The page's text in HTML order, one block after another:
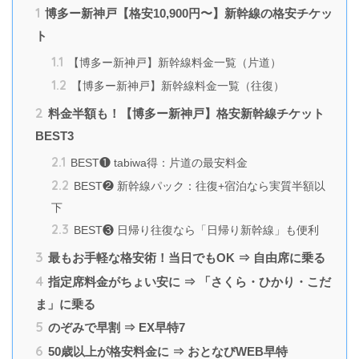
1 博多ー新神戸【格安10,900円〜】新幹線の格安チケッ
ト
1.1 【博多ー新神戸】新幹線料金一覧（片道）
1.2 【博多ー新神戸】新幹線料金一覧（往復）
2 料金半額も！【博多ー新神戸】格安新幹線チケット
BEST3
2.1 BEST❶ tabiwa得：片道の最安料金
2.2 BEST❷ 新幹線パック：往復+宿泊なら実質半額以
下
2.3 BEST❸ 日帰り往復なら「日帰り新幹線」も便利
3 最もお手軽な格安術！当日でもOK ⇒ 自由席に乗る
4 指定席料金がちょい安に ⇒ 「さくら・ひかり・こだ
ま」に乗る
5 のぞみで早割 ⇒ EX早特7
6 50歳以上が格安料金に ⇒ おとなびWEB早特